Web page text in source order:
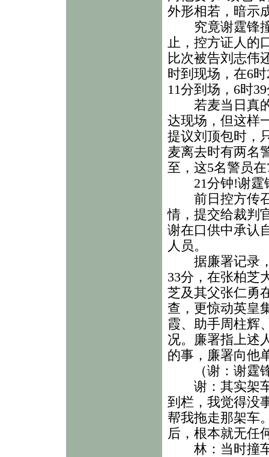
外形相若，暗示
究竟谢霆锋撞
止，控方证人的
比次被告刘志伟
时到现场，在6
11分到场，6时
若麦当日真的
达现场，但这样
提议刘顶包时，
麦离去时有两名
至，这5名警员
21分钟!谢霆
前日控方传召
情，提交给裁判
谢在口供中承认
人员。
据廉署记录，
33分，在张柏芝
芝及其父张仁勇
查，更惊动英皇
霞、助手周柱辉
况。廉署指上述
的事，廉署向他
（谢：谢霆锋
谢：其实架车
到栏，我觉得没
帮我拖走那架车
后，根本就无任
林：当时撞车